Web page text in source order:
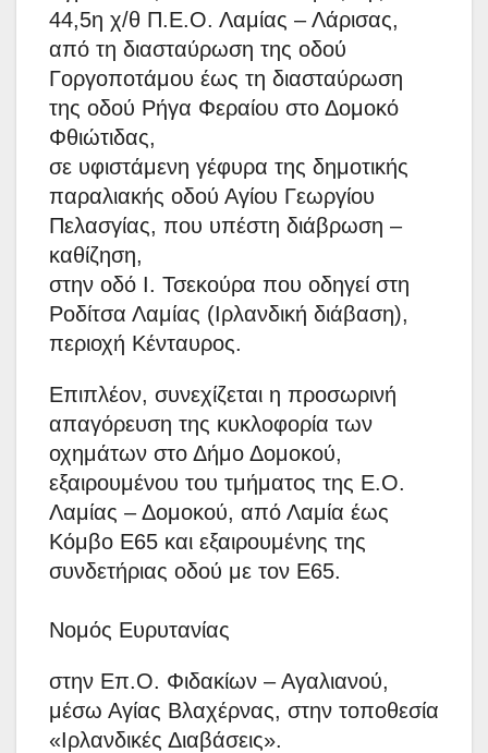
44,5η χ/θ Π.Ε.Ο. Λαμίας – Λάρισας,
από τη διασταύρωση της οδού
Γοργοποτάμου έως τη διασταύρωση
της οδού Ρήγα Φεραίου στο Δομοκό
Φθιώτιδας,
σε υφιστάμενη γέφυρα της δημοτικής
παραλιακής οδού Αγίου Γεωργίου
Πελασγίας, που υπέστη διάβρωση –
καθίζηση,
στην οδό Ι. Τσεκούρα που οδηγεί στη
Ροδίτσα Λαμίας (Ιρλανδική διάβαση),
περιοχή Κένταυρος.
Επιπλέον, συνεχίζεται η προσωρινή
απαγόρευση της κυκλοφορία των
οχημάτων στο Δήμο Δομοκού,
εξαιρουμένου του τμήματος της Ε.Ο.
Λαμίας – Δομοκού, από Λαμία έως
Κόμβο Ε65 και εξαιρουμένης της
συνδετήριας οδού με τον Ε65.
Νομός Ευρυτανίας
στην Επ.Ο. Φιδακίων – Αγαλιανού,
μέσω Αγίας Βλαχέρνας, στην τοποθεσία
«Ιρλανδικές Διαβάσεις».